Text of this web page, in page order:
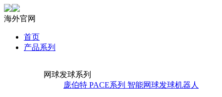
海外官网
首页
产品系列
网球发球系列
庞伯特 PACE系列 智能网球发球机器人